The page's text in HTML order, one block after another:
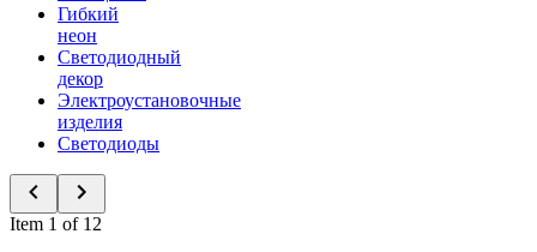
Гибкий
неон
Светодиодный
декор
Электроустановочные
изделия
Светодиоды
Item 1 of 12